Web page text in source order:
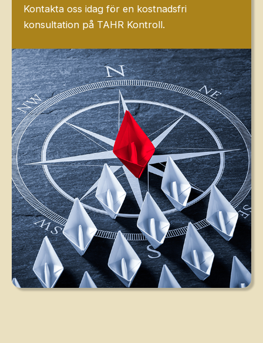
Kontakta oss idag för en kostnadsfri
konsultation på TAHR Kontroll.